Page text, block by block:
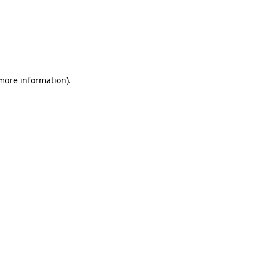
information).